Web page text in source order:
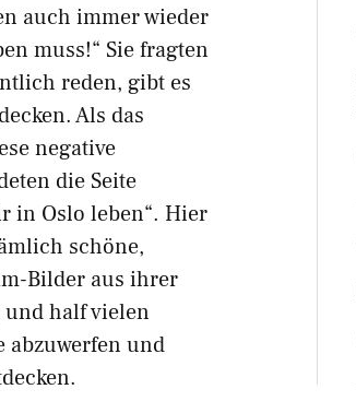
auch immer wieder
muss!“ Sie fragten
reden, gibt es
Als das
negative
die Seite
in Oslo leben“. Hier
schöne,
Bilder aus ihrer
half vielen
abzuwerfen und